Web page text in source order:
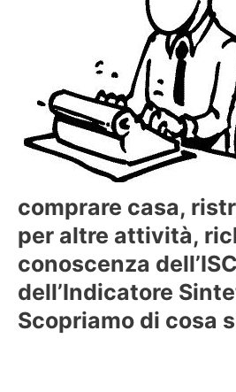
comprare casa,
per altre attività,
conoscenza
dell’Indicatore
Scopriamo di cosa